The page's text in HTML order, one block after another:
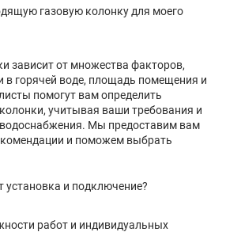
газовую колонку для моего
зависит от множества факторов,
в горячей воде, площадь помещения и
помогут вам определить
учитывая ваши требования и
Мы предоставим вам
и поможем выбрать
установка и подключение?
работ и индивидуальных